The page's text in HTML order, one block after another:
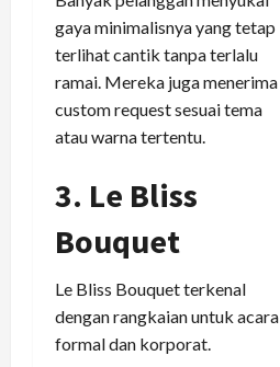
gaya minimalisnya yang tetap
terlihat cantik tanpa terlalu
ramai. Mereka juga menerima
custom request sesuai tema
atau warna tertentu.
3. Le Bliss
Bouquet
Le Bliss Bouquet terkenal
dengan rangkaian untuk acara
formal dan korporat.